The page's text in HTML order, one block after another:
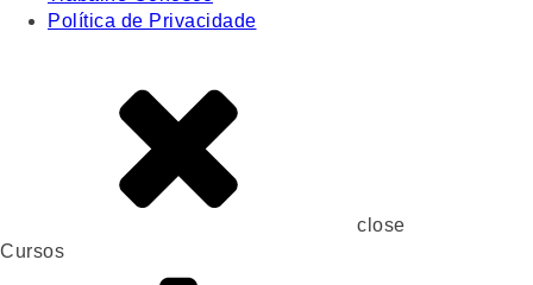
Política de Privacidade
close
Cursos